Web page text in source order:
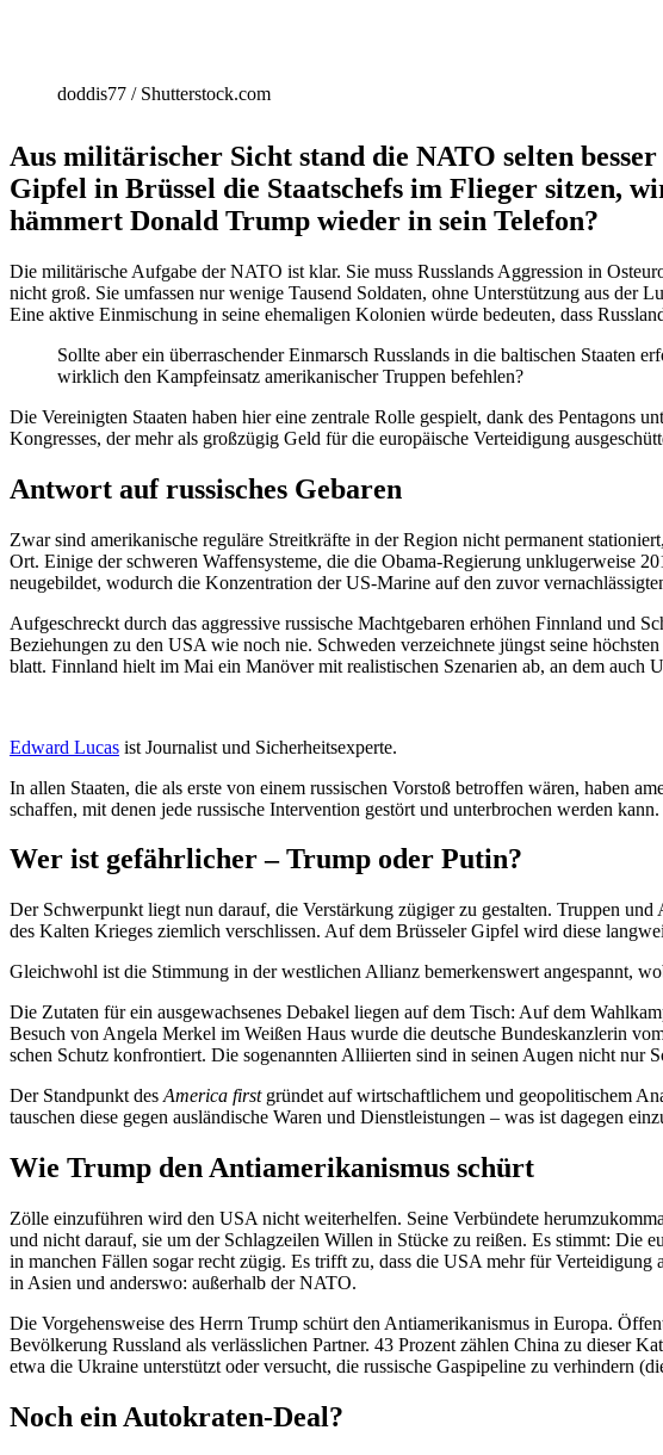
doddis77 /​ Shutterstock.com
Aus militä­ri­scher Sicht stand die NATO selten
Gipfel in Brüssel die Staats­chefs im Flieger sitzen,
hämmert Donald Trump wieder in sein Telefon?
Die militä­rische Aufgabe der NATO ist klar. Sie muss Russlands Aggression in
nicht groß. Sie umfassen nur wenige Tausend Soldaten, ohne Unter­stützung aus
Eine aktive Einmi­schung in seine ehema­ligen Kolonien würde bedeuten, dass
Sollte aber ein überra­schender Einmarsch Russlands in die balti­schen Staaten
wirklich den Kampf­einsatz ameri­ka­ni­scher Truppen befehlen?
Die Verei­nigten Staaten haben hier eine zentrale Rolle gespielt, dank des Pentagons
Kongresses, der mehr als großzügig Geld für die europäische Vertei­digung
Antwort auf russi­sches Gebaren
Zwar sind ameri­ka­nische reguläre Streit­kräfte in der Region nicht permanent
Ort. Einige der schweren Waffen­systeme, die die Obama-Regierung unklu­ger­weise
neuge­bildet, wodurch die Konzen­tration der US-Marine auf den zuvor
Aufge­schreckt durch das aggressive russische Macht­ge­baren erhöhen Finnland und
Bezie­hungen zu den USA wie noch nie. Schweden verzeichnete jüngst seine
blatt. Finnland hielt im Mai ein Manöver mit realis­ti­schen Szenarien ab, an dem auch
Edward Lucas ist Journalist und Sicherheitsexperte.
In allen Staaten, die als erste von einem russi­schen Vorstoß betroffen wären, haben
schaffen, mit denen jede russische Inter­vention gestört und unter­brochen werden
Wer ist gefähr­licher – Trump oder Putin?
Der Schwer­punkt liegt nun darauf, die Verstärkung zügiger zu gestalten. Truppen
des Kalten Krieges ziemlich verschlissen. Auf dem Brüsseler Gipfel wird diese
Gleichwohl ist die Stimmung in der westlichen Allianz bemer­kenswert angespannt,
Die Zutaten für ein ausge­wach­senes Debakel liegen auf dem Tisch: Auf dem
Besuch von Angela Merkel im Weißen Haus wurde die deutsche Bundes­kanz­lerin
schen Schutz konfron­tiert. Die sogenannten Alliierten sind in seinen Augen nicht nur
Der Stand­punkt des America firstgründet auf wirtschaft­lichem und geopo­li­ti­schem
tauschen diese gegen auslän­dische Waren und Dienst­leis­tungen – was ist dagegen
Wie Trump den Antiame­ri­ka­nismus schürt
Zölle einzu­führen wird den USA nicht weiter­helfen. Seine Verbündete
und nicht darauf, sie um der Schlag­zeilen Willen in Stücke zu reißen. Es stimmt: Die
in manchen Fällen sogar recht zügig. Es trifft zu, dass die USA mehr für
in Asien und anderswo: außerhalb der NATO.
Die Vorge­hens­weise des Herrn Trump schürt den Antiame­ri­ka­nismus in Europa.
Bevöl­kerung Russland als verläss­lichen Partner. 43 Prozent zählen China zu dieser
etwa die Ukraine unter­stützt oder versucht, die russische Gaspipeline zu verhindern
Noch ein Autokraten-Deal?